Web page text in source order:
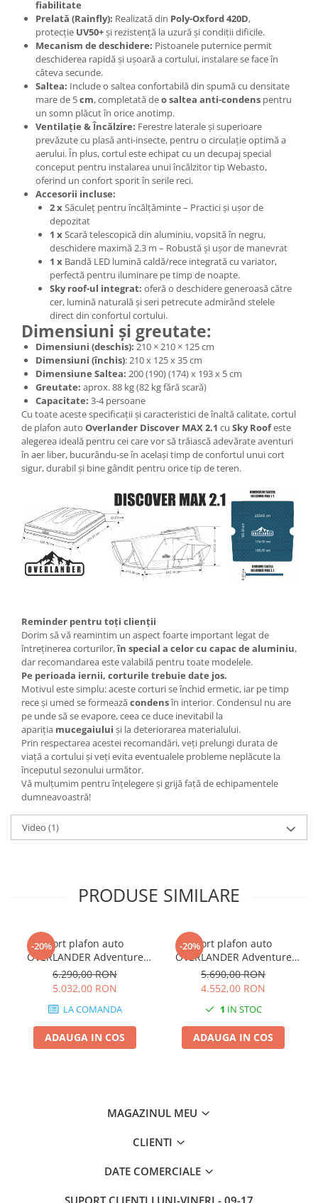
fiabilitate
Prelată (Rainfly): Realizată din Poly-Oxford 420D,
protecție UV50+și rezistență la uzură și condiții dificile.
Mecanism de deschidere: Pistoanele puternice permit
deschiderea rapidă și ușoară a cortului, instalare se face în
câteva secunde.
Saltea: Include o saltea confortabilă din spumă cu densitate
mare de 5cm, completată deo saltea anti-condens pentru
un somn plăcut în orice anotimp.
Ventilație & Încălzire: Ferestre laterale și superioare
prevăzute cu plasă anti-insecte, pentru o circulație optimă a
aerului. În plus, cortul este echipat cu un decupaj special
conceput pentru instalarea unui încălzitor tip Webasto,
oferind un confort sporit în serile reci.
Accesorii incluse:
2 xSăculeț pentru încălțăminte – Practici și ușor de
depozitat
1 xScară telescopică din aluminiu, vopsită în negru,
deschidere maximă 2.3 m – Robustă și ușor de manevrat
1 x Bandă LED lumină caldă/rece integrată cu variator,
perfectă pentru iluminare pe timp de noapte.
Sky roof-ul integrat: oferă o deschidere generoasă către
cer, lumină naturală și seri petrecute admirând stelele
direct din confortul cortului.
Dimensiuni și greutate:
Dimensiuni (deschis): 210 × 210 × 125 cm
Dimensiuni (închis): 210 x 125 x 35 cm
Dimensiune Saltea: 200 (190) (174) x 193 x 5 cm
Greutate: aprox. 88 kg (82 kg fără scară)
Capacitate: 3-4 persoane
Cu toate aceste specificații și caracteristici de înaltă calitate, cortul
de plafon auto Overlander Discover MAX 2.1 cu Sky Roofeste
alegerea ideală pentru cei care vor să trăiască adevărate aventuri
în aer liber, bucurându-se în același timp de confortul unui cort
sigur, durabil și bine gândit pentru orice tip de teren.
Reminder pentru toți clienții
Dorim să vă reamintim un aspect foarte important legat de
întreținerea corturilor,în special a celor cu capac de aluminiu,
dar recomandarea este valabilă pentru toate modelele.
Pe perioada iernii, corturile trebuie date jos.
Motivul este simplu: aceste corturi se închid ermetic, iar pe timp
rece și umed se formeazăcondensîn interior. Condensul nu are
pe unde să se evapore, ceea ce duce inevitabil la
apariția mucegaiului și la deteriorarea materialului.
Prin respectarea acestei recomandări, veți prelungi durata de
viață a cortului și veți evita eventualele probleme neplăcute la
începutul sezonului următor.
Vă mulțumim pentru înțelegere și grijă față de echipamentele
dumneavoastră!
Video (1)
PRODUSE SIMILARE
-20%Cort plafon auto
OVERLANDER Adventure
160 cm cu sky roof
6.290,00 RON
5.032,00 RON
LA COMANDA
ADAUGA IN COS
-20%Cort plafon auto
OVERLANDER Adventure
140 cm cu sky roof
5.690,00 RON
4.552,00 RON
1 IN STOC
ADAUGA IN COS
MAGAZINUL MEU
CLIENTI
DATE COMERCIALE
SUPORT CLIENTI LUNI-VINERI - 09-17